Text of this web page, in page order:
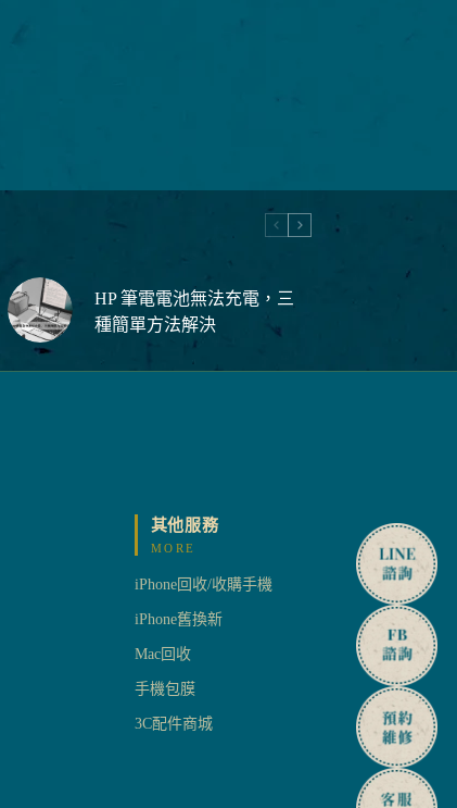
HP 筆電電池無法充電，三
種簡單方法解決
其他服務
MORE
iPhone回收/收購手機
iPhone舊換新
Mac回收
手機包膜
3C配件商城